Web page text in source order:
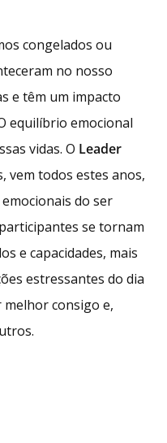
congelados ou
no nosso
e têm um impacto
equilíbrio emocional
vidas. O Leader
vem todos estes anos,
do ser
se tornam
e capacidades, mais
estressantes do dia
melhor consigo e,